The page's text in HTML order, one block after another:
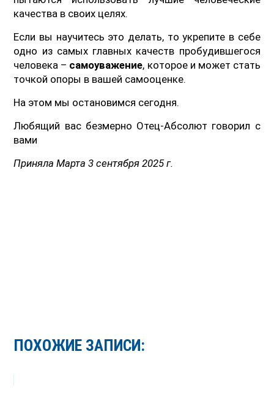
качества в своих целях.
Если вы научитесь это делать, то укрепите в себе
одно из самых главных качеств пробудившегося
человека – самоуважение, которое и может стать
точкой опоры в вашей самооценке.
На этом мы остановимся сегодня.
Любящий вас безмерно Отец-Абсолют говорил с
вами
Приняла Марта 3 сентября 2025 г.
ПОХОЖИЕ ЗАПИСИ: